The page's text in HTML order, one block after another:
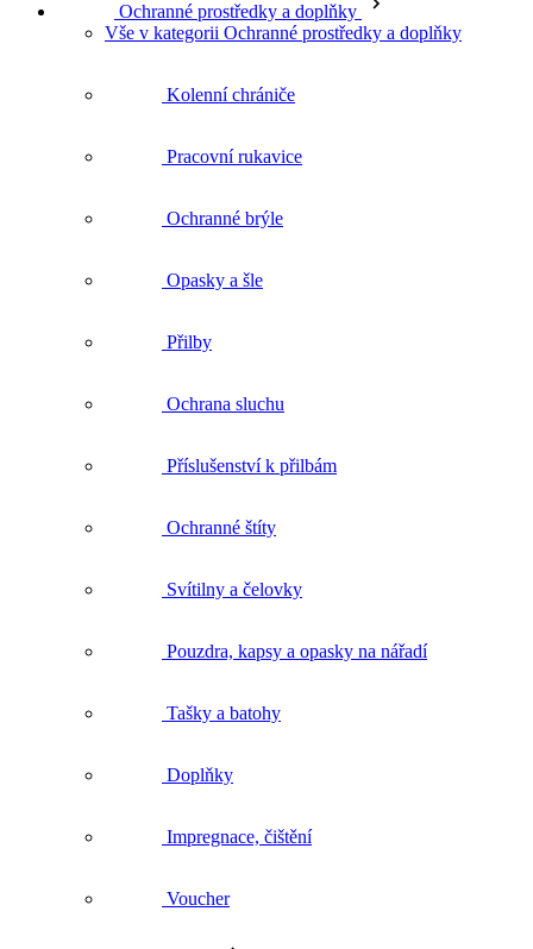
Ochranné prostředky a doplňky
Vše v kategorii Ochranné prostředky a doplňky
Kolenní chrániče
Pracovní rukavice
Ochranné brýle
Opasky a šle
Přilby
Ochrana sluchu
Příslušenství k přilbám
Ochranné štíty
Svítilny a čelovky
Pouzdra, kapsy a opasky na nářadí
Tašky a batohy
Doplňky
Impregnace, čištění
Voucher